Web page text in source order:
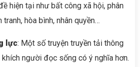
hiện tại như bất công xã hội, phân
hòa bình, nhân quyền…
lực: Một số truyện truyền tải thông
người đọc sống có ý nghĩa hơn.